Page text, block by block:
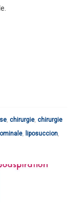
,chirurgie,chirurgie
, liposuccion,